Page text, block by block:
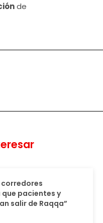
de
corredores
pacientes y
salir de Raqqa”